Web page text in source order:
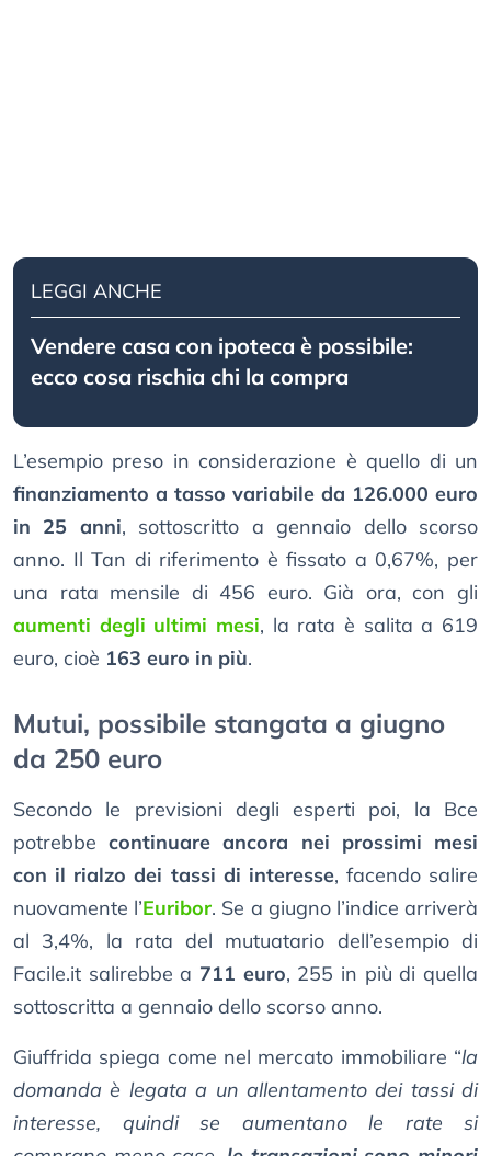
LEGGI ANCHE
Vendere casa con ipoteca è possibile:
ecco cosa rischia chi la compra
L’esempio preso in considerazione è quello di un
finanziamento a tasso variabile da 126.000 euro
in 25 anni, sottoscritto a gennaio dello scorso
anno. Il Tan di riferimento è fissato a 0,67%, per
una rata mensile di 456 euro. Già ora, con gli
aumenti degli ultimi mesi, la rata è salita a 619
euro, cioè 163 euro in più.
Mutui, possibile stangata a giugno
da 250 euro
Secondo le previsioni degli esperti poi, la Bce
potrebbecontinuare ancora nei prossimi mesi
con il rialzo dei tassi di interesse, facendo salire
nuovamente l’Euribor. Se a giugno l’indice arriverà
al 3,4%, la rata del mutuatario dell’esempio di
Facile.it salirebbe a 711 euro, 255 in più di quella
sottoscritta a gennaio dello scorso anno.
Giuffrida spiega come nel mercato immobiliare “la
domanda è legata a un allentamento dei tassi di
interesse, quindi se aumentano le rate si